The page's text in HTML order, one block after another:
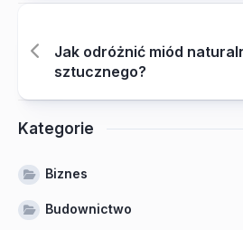
Jak odróżnić miód
sztucznego?
Kategorie
Biznes
Budownictwo